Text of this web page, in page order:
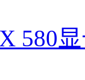
580